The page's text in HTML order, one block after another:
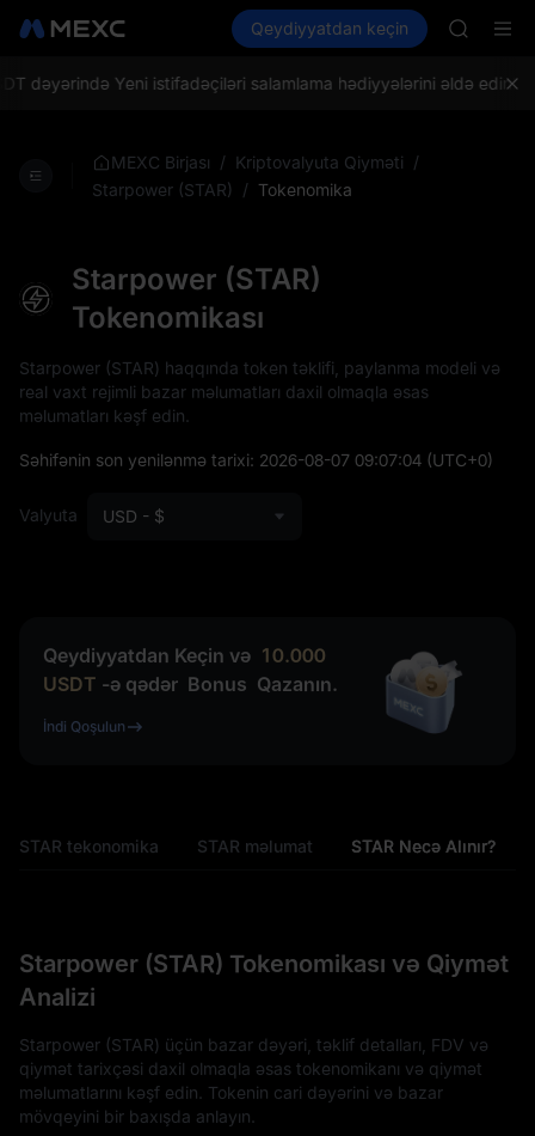
Bazarlar Spot Futures UNITREE
Qeydiyyatdan keçin
UNITREE
SKYAI
dəyərində Yeni istifadəçiləri salamlama hədiyyələrini əldə edin!
MEXC Birjası / Kriptovalyuta Qiyməti /
Starpower (STAR)
/ Tokenomika
Starpower (STAR)
Tokenomikası
Starpower (STAR) haqqında token təklifi, paylanma modeli və
real vaxt rejimli bazar məlumatları daxil olmaqla əsas
məlumatları kəşf edin.
Səhifənin son yenilənmə tarixi: 2026-08-07 09:07:04 (UTC+0)
Valyuta USD - $
Qeydiyyatdan Keçin və 10.000
USDT -ə qədər Bonus Qazanın.
İndi Qoşulun
STAR tekonomika STAR məlumat STAR Necə Alınır?
Starpower (STAR) Tokenomikası və Qiymət
Analizi
Starpower (STAR) üçün bazar dəyəri, təklif detalları, FDV və
qiymət tarixçəsi daxil olmaqla əsas tokenomikanı və qiymət
məlumatlarını kəşf edin. Tokenin cari dəyərini və bazar
mövqeyini bir baxışda anlayın.